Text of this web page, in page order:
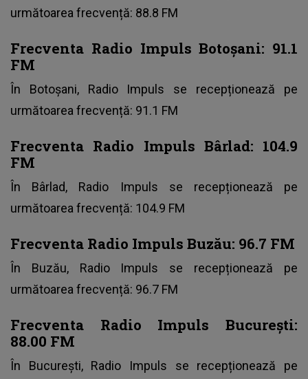
următoarea frecvență: 88.8 FM
Frecventa Radio Impuls Botoșani: 91.1
FM
În Botoșani, Radio Impuls se recepționează pe
următoarea frecvență: 91.1 FM
Frecventa Radio Impuls Bârlad: 104.9
FM
În Bârlad, Radio Impuls se recepționează pe
următoarea frecvență: 104.9 FM
Frecventa Radio Impuls Buzău: 96.7 FM
În Buzău, Radio Impuls se recepționează pe
următoarea frecvență: 96.7 FM
Frecventa Radio Impuls București:
88.00 FM
În București, Radio Impuls se recepționează pe